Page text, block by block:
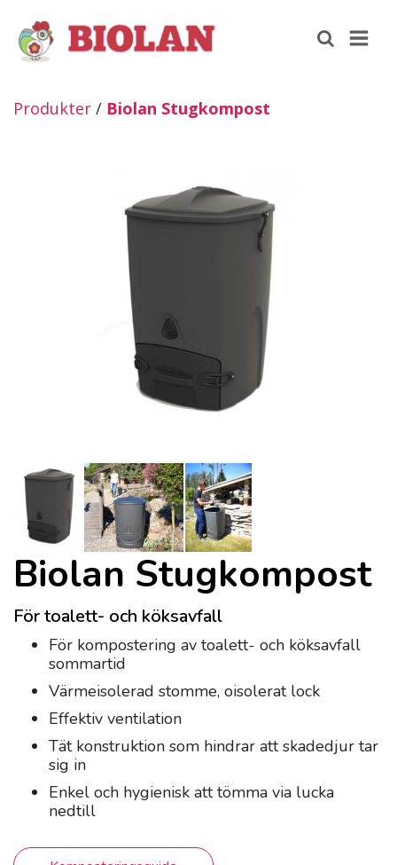
Produkter / Biolan Stugkompost
Biolan Stugkompost
För toalett- och köksavfall
För kompostering av toalett- och köksavfall
sommartid
Värmeisolerad stomme, oisolerat lock
Effektiv ventilation
Tät konstruktion som hindrar att skadedjur tar
sig in
Enkel och hygienisk att tömma via lucka
nedtill